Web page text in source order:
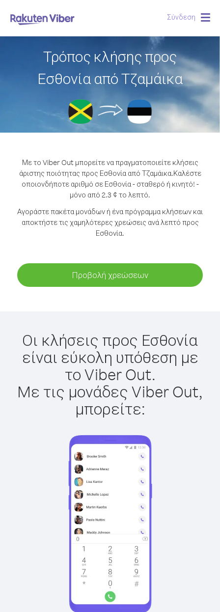
Σύνδεση
Τρόπος κλήσης προς
Εσθονία από Τζαμάικα
Με το Viber Out μπορείτε να πραγματοποιείτε κλήσεις
άριστης ποιότητας προς Εσθονία από Τζαμάικα.Καλέστε
οποιονδήποτε αριθμό σε Εσθονία - σταθερό ή κινητό! -
μόνο από 2.3 ¢ το λεπτό.
Αγοράστε πακέτα μονάδων ή ένα πρόγραμμα κλήσεων και
αποκτήστε τις χαμηλότερες χρεώσεις ανά λεπτό προς
Εσθονία.
Προβολή χρεώσεων
Οι κλήσεις προς Εσθονία
είναι εύκολη υπόθεση με
το Viber Out.
Με τις μονάδες Viber Out,
μπορείτε: